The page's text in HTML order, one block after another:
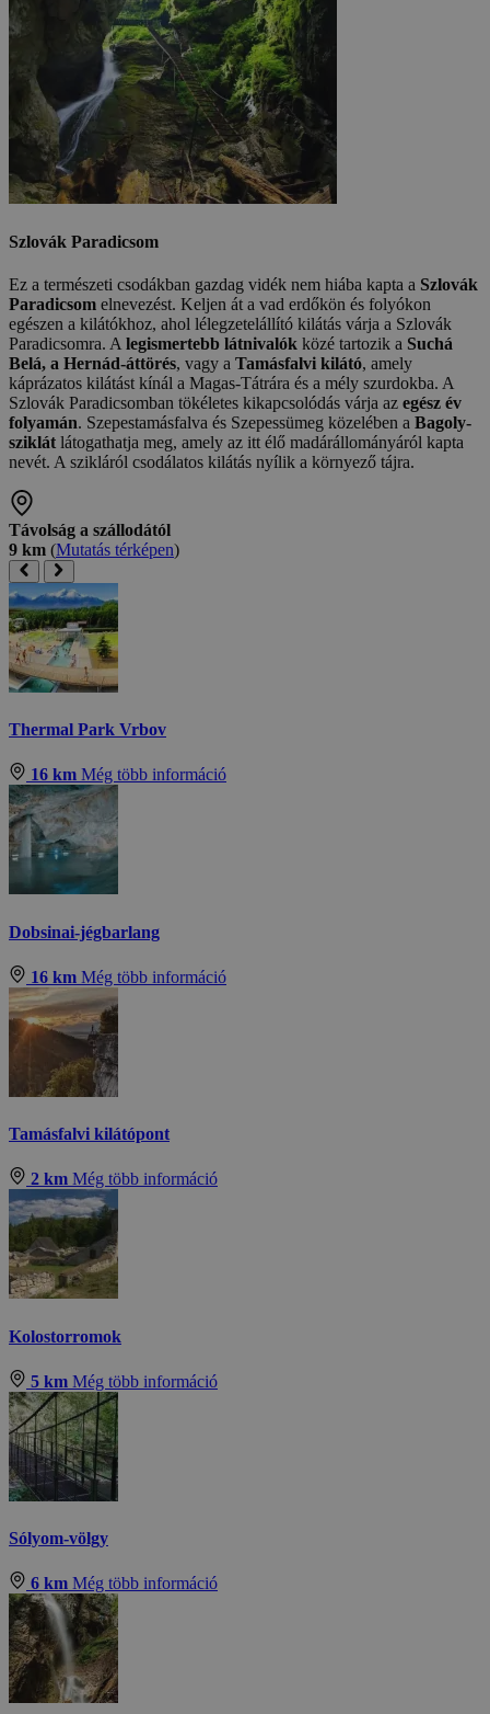
Szlovák Paradicsom
Ez a természeti csodákban gazdag vidék nem hiába kapta a Szlovák
Paradicsom elnevezést. Keljen át a vad erdőkön és folyókon
egészen a kilátókhoz, ahol lélegzetelállító kilátás várja a Szlovák
Paradicsomra. A legismertebb látnivalók közé tartozik a Suchá
Belá, a Hernád-áttörés, vagy a Tamásfalvi kilátó, amely
káprázatos kilátást kínál a Magas-Tátrára és a mély szurdokba. A
Szlovák Paradicsomban tökéletes kikapcsolódás várja az egész év
folyamán. Szepestamásfalva és Szepessümeg közelében a Bagoly-
sziklát látogathatja meg, amely az itt élő madárállományáról kapta
nevét. A szikláról csodálatos kilátás nyílik a környező tájra.
Távolság a szállodától
9 km (Mutatás térképen)
Thermal Park Vrbov
16 km Még több információ
Dobsinai-jégbarlang
16 km Még több információ
Tamásfalvi kilátópont
2 km Még több információ
Kolostorromok
5 km Még több információ
Sólyom-völgy
6 km Még több információ